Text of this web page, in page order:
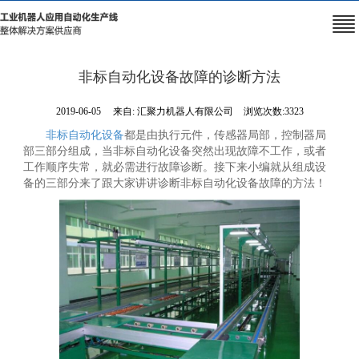
非标自动化设备故障的诊断方法
2019-06-05 来自: 汇聚力机器人有限公司 浏览次数:3323
非标自动化设备都是由执行元件，传感器局部，控制器局
部三部分组成，当非标自动化设备突然出现故障不工作，或者
工作顺序失常，就必需进行故障诊断。接下来小编就从组成设
备的三部分来了跟大家讲讲诊断非标自动化设备故障的方法！